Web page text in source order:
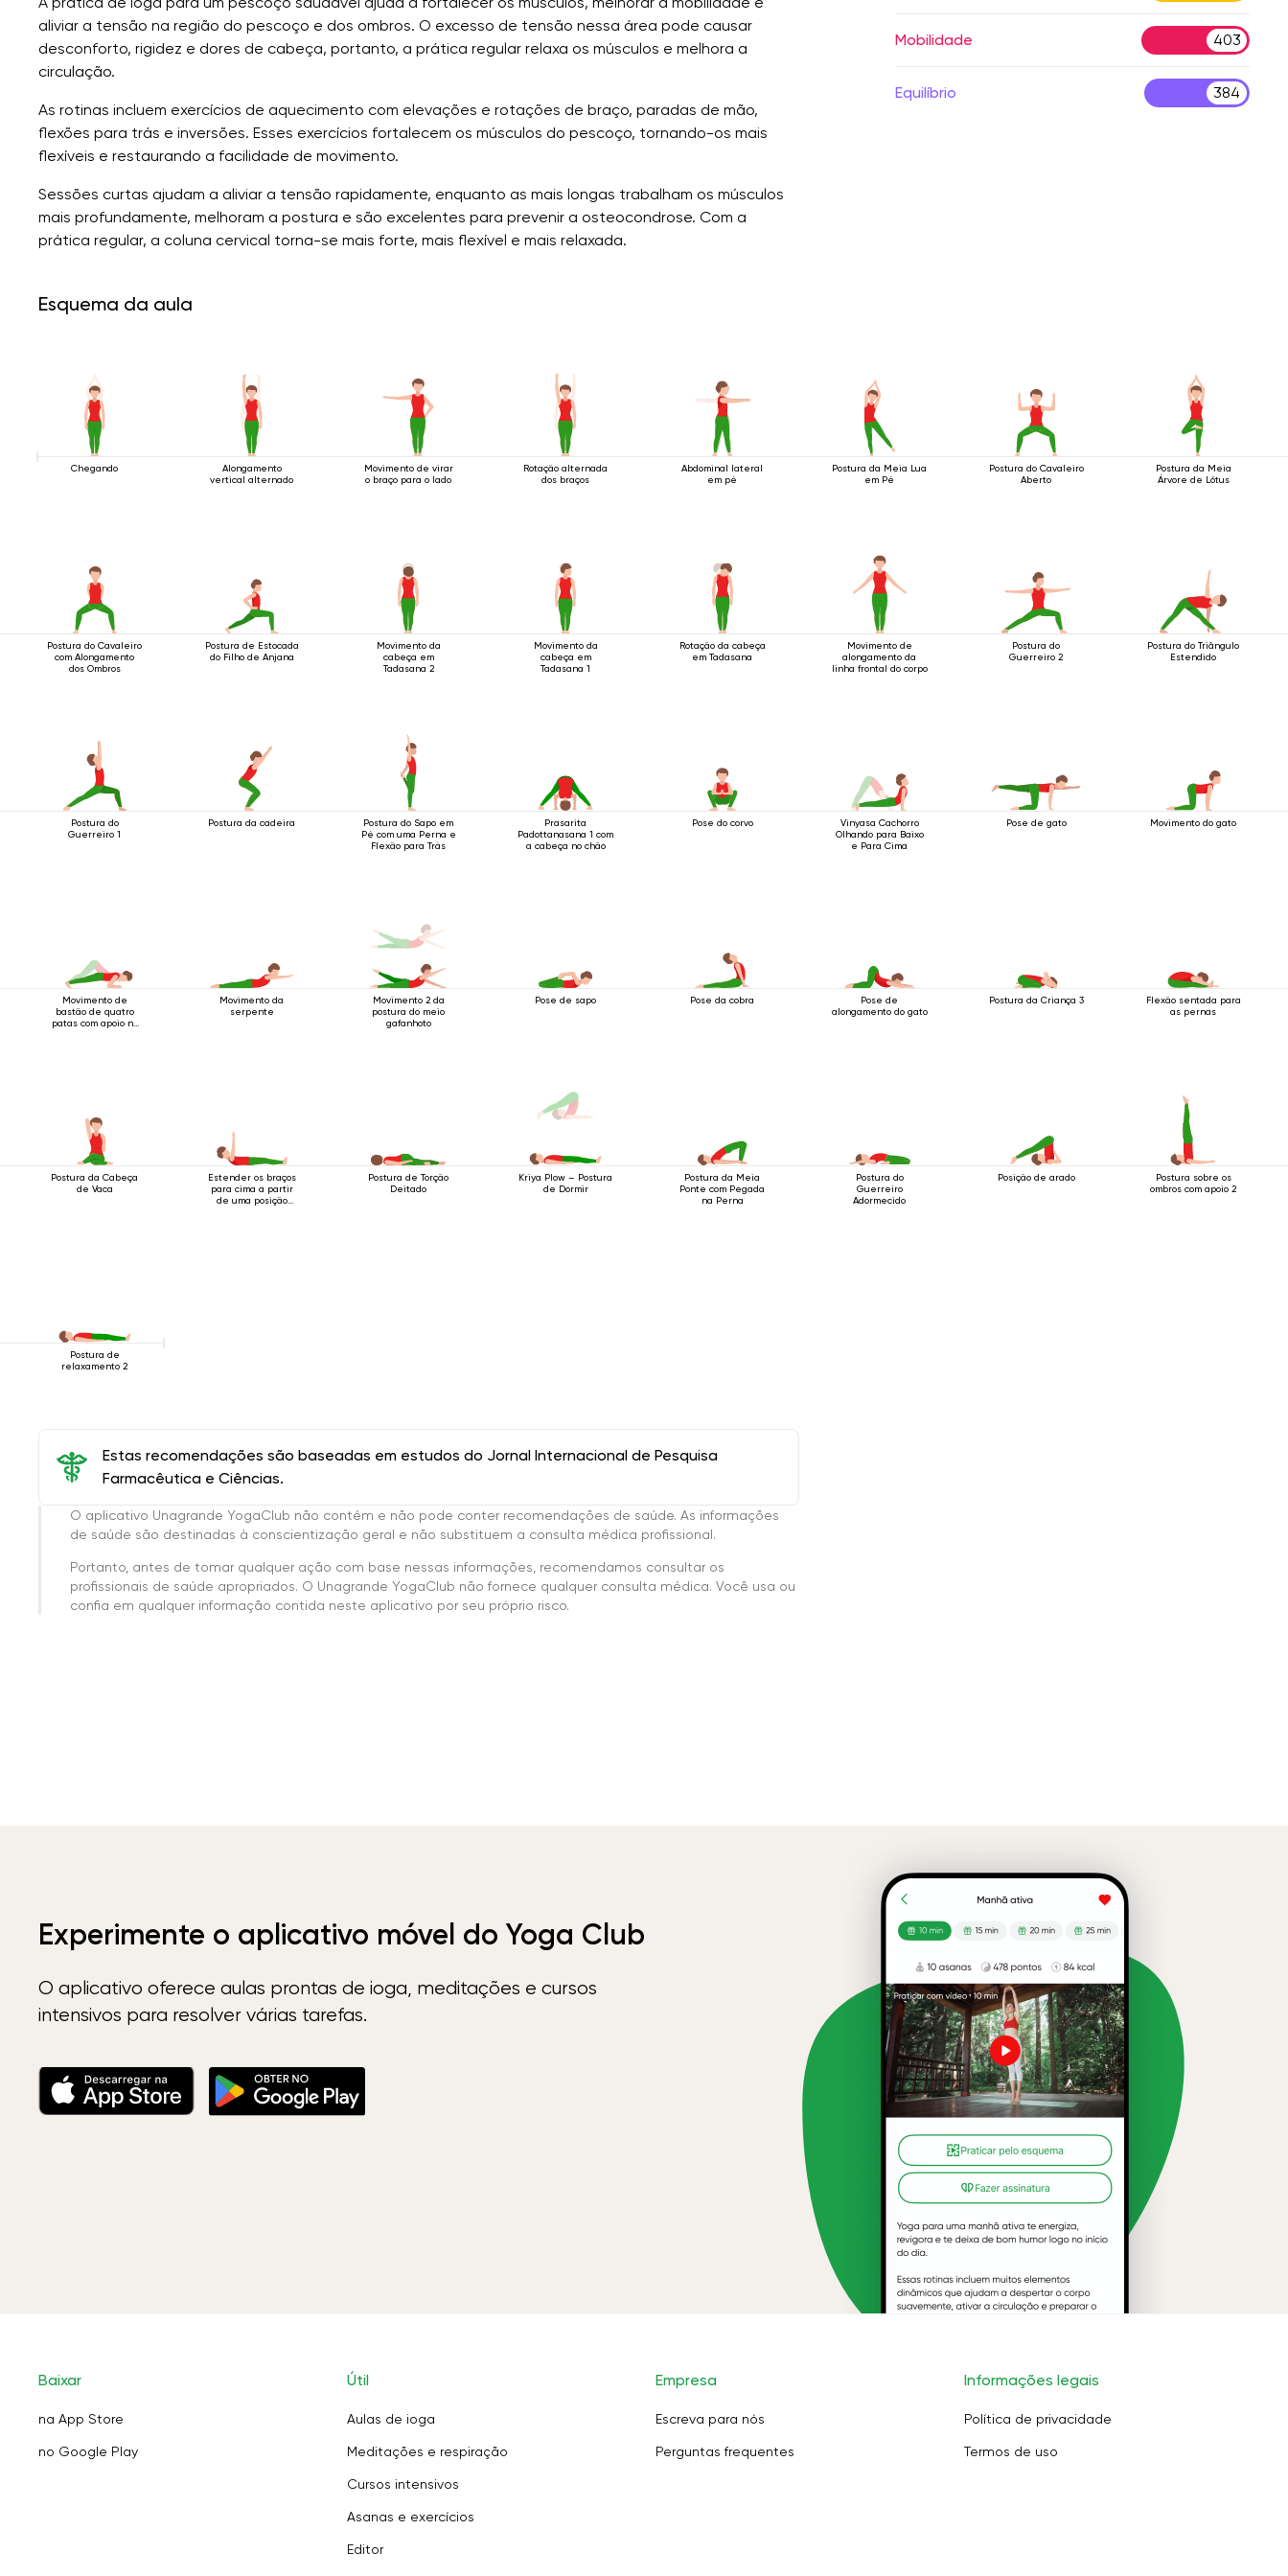
aliviar a tensão na região do pescoço e dos ombros. O excesso de tensão nessa área pode causar
desconforto, rigidez e dores de cabeça, portanto, a prática regular relaxa os músculos e melhora a
circulação.
As rotinas incluem exercícios de aquecimento com elevações e rotações de braço, paradas de mão,
flexões para trás e inversões. Esses exercícios fortalecem os músculos do pescoço, tornando-os mais
flexíveis e restaurando a facilidade de movimento.
Sessões curtas ajudam a aliviar a tensão rapidamente, enquanto as mais longas trabalham os músculos
mais profundamente, melhoram a postura e são excelentes para prevenir a osteocondrose. Com a
prática regular, a coluna cervical torna-se mais forte, mais flexível e mais relaxada.
Mobilidade 403
Equilíbrio 384
Esquema da aula
Chegando
Alongamento
vertical alternado
Movimento de virar
o braço para o lado
Rotação alternada
dos braços
Abdominal lateral
em pé
Postura da Meia Lua
em Pé
Postura do Cavaleiro
Aberto
Postura da Meia
Árvore de Lótus
Postura do Cavaleiro
com Alongamento
dos Ombros
Postura de Estocada
do Filho de Anjana
Movimento da
cabeça em
Tadasana 2
Movimento da
cabeça em
Tadasana 1
Rotação da cabeça
em Tadasana
Movimento de
alongamento da
linha frontal do corpo
Postura do
Guerreiro 2
Postura do Triângulo
Estendido
Postura do
Guerreiro 1
Postura da cadeira
Postura do Sapo em
Pé com uma Perna e
Flexão para Trás
Prasarita
Padottanasana 1 com
a cabeça no chão
Pose do corvo
Vinyasa Cachorro
Olhando para Baixo
e Para Cima
Pose de gato Movimento do gato
Movimento de
bastão de quatro
patas com apoio no
Movimento da
serpente
Movimento 2 da
postura do meio
gafanhoto
Pose de sapo Pose da cobra
Pose de
alongamento do gato
Postura da Criança 3
Flexão sentada para
as pernas
Postura da Cabeça
de Vaca
Estender os braços
para cima a partir
de uma posição
Postura de Torção
Deitado
Kriya Plow – Postura
de Dormir
Postura da Meia
Ponte com Pegada
na Perna
Postura do
Guerreiro
Adormecido
Posição de arado
Postura sobre os
ombros com apoio 2
Postura de
relaxamento 2
Estas recomendações são baseadas em estudos do Jornal Internacional de Pesquisa
Farmacêutica e Ciências.
O aplicativo Unagrande YogaClub não contém e não pode conter recomendações de saúde. As informações
de saúde são destinadas à conscientização geral e não substituem a consulta médica profissional.
Portanto, antes de tomar qualquer ação com base nessas informações, recomendamos consultar os
profissionais de saúde apropriados. O Unagrande YogaClub não fornece qualquer consulta médica. Você usa ou
confia em qualquer informação contida neste aplicativo por seu próprio risco.
Experimente o aplicativo móvel do Yoga Club
O aplicativo oferece aulas prontas de ioga, meditações e cursos
intensivos para resolver várias tarefas.
Baixar
na App Store
no Google Play
Útil
Aulas de ioga
Meditações e respiração
Cursos intensivos
Asanas e exercícios
Editor
Empresa
Escreva para nós
Perguntas frequentes
Informações legais
Política de privacidade
Termos de uso